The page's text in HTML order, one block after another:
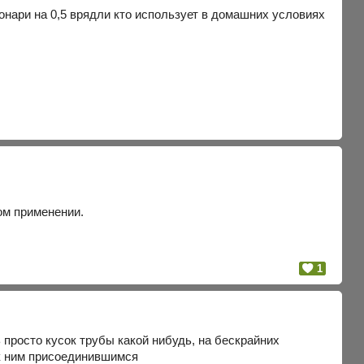
на 0,5 врядли кто использует в домашних условиях
применении.
1
кусок трубы какой нибудь, на бескрайних
присоединившимся